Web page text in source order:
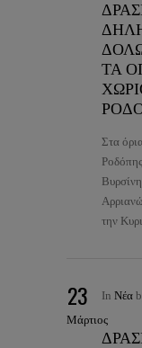
ΤΑ
Στα
την
23
Μάρτιος
In Νέα